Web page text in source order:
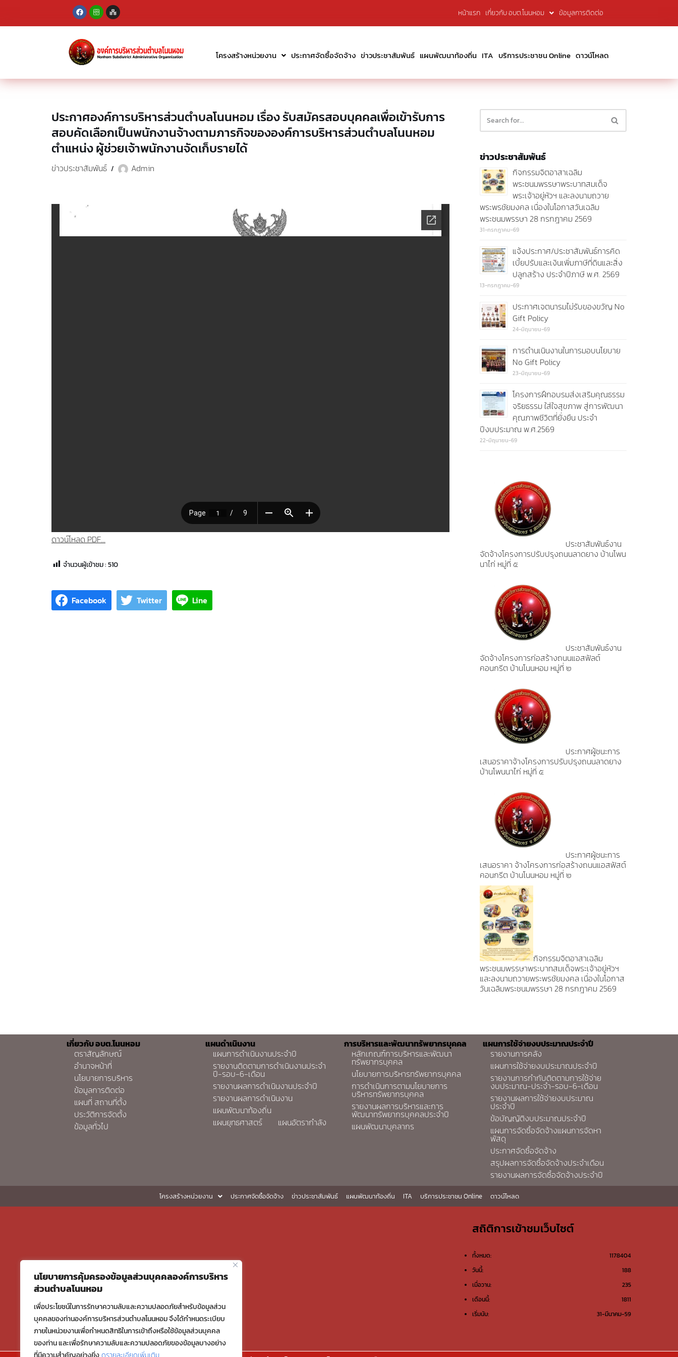
นโยบายการคุ้มครองข้อมูลส่วนบุคคลองค์การบริหาร
ส่วนตำบลโนนหอม
เพื่อประโยชน์ในการรักษาความลับและความปลอดภัยสำหรับข้อมูลส่วน
บุคคลของท่านองค์การบริหารส่วนตำบลโนนหอม จึงได้กำหนดระเบียบ
ภายในหน่วยงานเพื่อกำหนดสิทธิในการเข้าถึงหรือใช้ข้อมูลส่วนบุคคล
ของท่าน และเพื่อรักษาความลับและความปลอดภัยของข้อมูลบางอย่าง
Skip
หน้าแรก เกี่ยวกับ อบต.โนนหอม ข้อมูลการติดต่อ
โครงสร้างหน่วยงาน ประกาศจัดซื้อจัดจ้าง ข่าวประชาสัมพันธ์ แผนพัฒนาท้องถิ่น ITA บริการประชาชน Online ดาวน์โหลด
ประกาศองค์การบริหารส่วนตำบลโนนหอม เรื่อง รับสมัครสอบบุคคลเพื่อเข้ารับการ
สอบคัดเลือกเป็นพนักงานจ้างตามภารกิจขององค์การบริหารส่วนตำบลโนนหอม
ตำแหน่ง ผู้ช่วยเจ้าพนักงานจัดเก็บรายได้
ข่าวประชาสัมพันธ์ Admin
ดาวน์โหลด PDF...
จำนวนผู้เข้าชม :510
Facebook Twitter Line
ข่าวประชาสัมพันธ์
กิจกรรมจิตอาสาเฉลิม
พระชนมพรรษาพระบาทสมเด็จ
พระเจ้าอยู่หัวฯ และลงนามถวาย
พระพรชัยมงคล เนื่องในโอกาสวันเฉลิม
พระชนมพรรษา 28 กรกฎาคม 2569
31-กรกฎาคม-69
แจ้งประกาศ/ประชาสัมพันธ์การคิด
เบี้ยปรับและเงินเพิ่มภาษีที่ดินและสิ่ง
ปลูกสร้าง ประจำปีภาษี พ.ศ. 2569
13-กรกฎาคม-69
ประกาศเจตนารมไม่รับของขวัญ No
Gift Policy
24-มิถุนายน-69
การดำนเนินงานในการมอบนโยบาย
No Gift Policy
23-มิถุนายน-69
โครงการฝึกอบรมส่งเสริมคุณธรรม
จริยธรรม ใส่ใจสุขภาพ สู่การพัฒนา
คุณภาพชีวิตที่ยั่งยืน ประจำ
ปีงบประมาณ พ.ศ.2569
22-มิถุนายน-69
ประชาสัมพันธ์งาน
จัดจ้างโครงการปรับปรุงถนนลาดยาง บ้านโพน
นาไก่ หมู่ที่ ๕
ประชาสัมพันธ์งาน
จัดจ้างโครงการก่อสร้างถนนแอสฟัลต์
คอนกรีต บ้านโนนหอม หมู่ที่ ๒
ประกาศผู้ชนะการ
เสนอราคาจ้างโครงการปรับปรุงถนนลาดยาง
บ้านโพนนาไก่ หมู่ที่ ๕
ประกาศผู้ชนะการ
เสนอราคา จ้างโครงการก่อสร้างถนนแอสฟัสต์
คอนกรีต บ้านโนนหอม หมู่ที่ ๒
กิจกรรมจิตอาสาเฉลิม
พระชนมพรรษาพระบาทสมเด็จพระเจ้าอยู่หัวฯ
และลงนามถวายพระพรชัยมงคล เนื่องในโอกาส
วันเฉลิมพระชนมพรรษา 28 กรกฎาคม 2569
เกี่ยวกับ อบต.โนนหอม
ตราสัญลักษณ์
อำนาจหน้าที่
นโยบายการบริหาร
ข้อมูลการติดต่อ
แผนที่ สถานที่ตั้ง
ประวัติการจัดตั้ง
ข้อมูลทั่วไป
แผนดำเนินงาน
แผนการดำเนินงานประจำปี
รายงานติดตามการดำเนินงานประจำ
ปี-รอบ-6-เดือน
รายงานผลการดำเนินงานประจำปี
รายงานผลการดำเนินงาน
แผนพัฒนาท้องถิ่น
แผนยุทธศาสตร์
แผนอัตรากำลัง
การบริหารและพัฒนาทรัพยากรบุคคล
หลักเกณฑ์การบริหารและพัฒนา
ทรัพยากรบุคคล
นโยบายการบริหารทรัพยากรบุคคล
การดำเนินการตามนโยบายการ
บริหารทรัพยากรบุคคล
รายงานผลการบริหารและการ
พัฒนาทรัพยากรบุคคลประจำปี
แผนพัฒนาบุคลากร
แผนการใช้จ่ายงบประมาณประจำปี
รายงานการคลัง
แผนการใช้จ่ายงบประมาณประจำปี
รายงานการกำกับติดตามการใช้จ่าย
งบประมาณ-ประจำ-รอบ-6-เดือน
รายงานผลการใช้จ่ายงบประมาณ
ประจำปี
ข้อบัญญัติงบประมาณประจำปี
แผนการจัดซื้อจัดจ้างแผนการจัดหา
พัสดุ
ประกาศจัดซื้อจัดจ้าง
สรุปผลการจัดซื้อจัดจ้างประจำเดือน
รายงานผลการจัดซื้อจัดจ้างประจำปี
โครงสร้างหน่วยงาน ประกาศจัดซื้อจัดจ้าง ข่าวประชาสัมพันธ์ แผนพัฒนาท้องถิ่น ITA บริการประชาชน Online ดาวน์โหลด
สถิติการเข้าชมเว็บไซต์
1178404
ทั้งหมด:
188
วันนี้:
235
เมื่อวาน:
1811
เดือนนี้:
31-มีนาคม-59
เริ่มนับ: